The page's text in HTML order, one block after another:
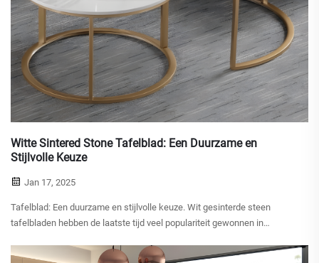
Witte Sintered Stone Tafelblad: Een Duurzame en
Stijlvolle Keuze
Jan 17, 2025
Tafelblad: Een duurzame en stijlvolle keuze. Wit gesinterde steen
tafelbladen hebben de laatste tijd veel populariteit gewonnen in
visuele aantrekkelijkheid. Deze innovatieve oppervlakken bieden een